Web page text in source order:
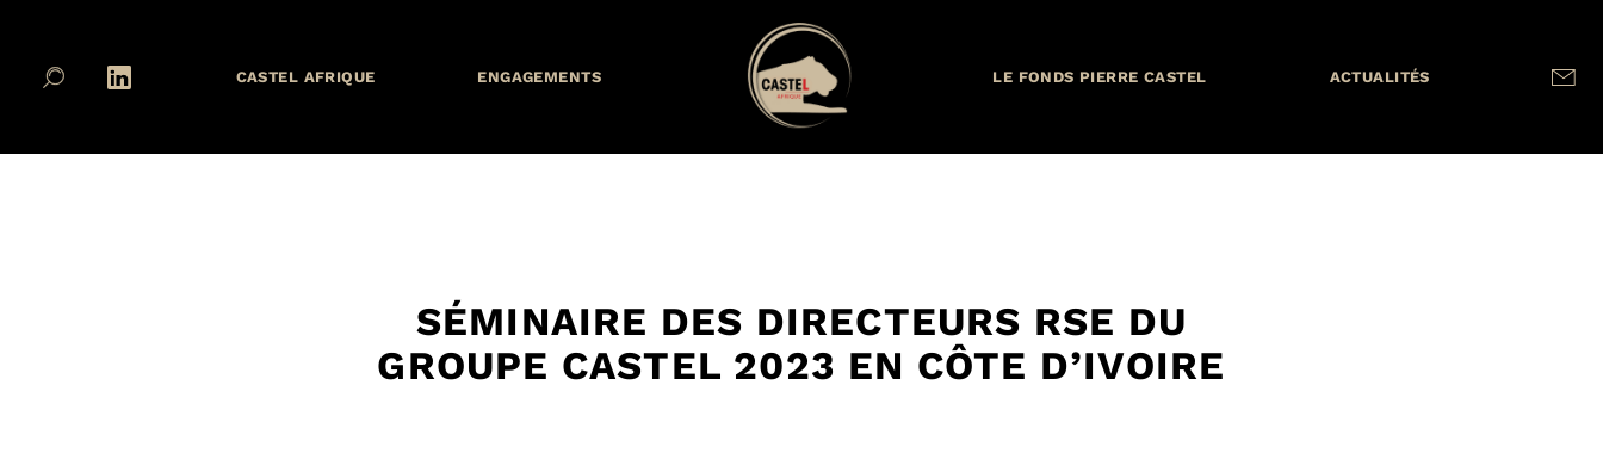
CASTEL AFRIQUE ENGAGEMENTS LE FONDS PIERRE CASTEL ACTUALITÉS
SÉMINAIRE DES DIRECTEURS RSE DU
GROUPE CASTEL 2023 EN CÔTE D’IVOIRE